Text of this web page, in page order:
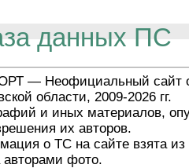
данных ПС
— Неофициальный сайт
области, 2009-2026 гг.
и иных материалов,
их авторов.
о ТС на сайте взята из
фото.